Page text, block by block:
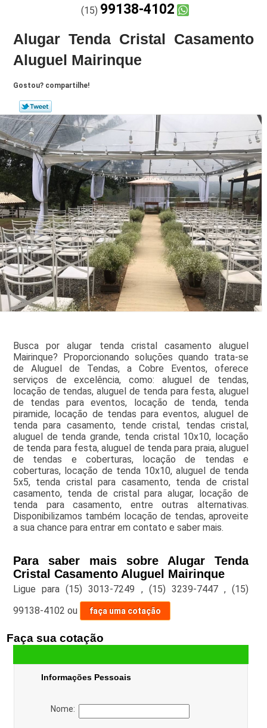
(15) 99138-4102
Alugar Tenda Cristal Casamento
Aluguel Mairinque
Gostou? compartilhe!
Busca por alugar tenda cristal casamento aluguel
Mairinque? Proporcionando soluções quando trata-se
de Aluguel de Tendas, a Cobre Eventos, oferece
serviços de excelência, como: aluguel de tendas,
locação de tendas, aluguel de tenda para festa, aluguel
de tendas para eventos, locação de tenda, tenda
piramide, locação de tendas para eventos, aluguel de
tenda para casamento, tende cristal, tendas cristal,
aluguel de tenda grande, tenda cristal 10x10, locação
de tenda para festa, aluguel de tenda para praia, aluguel
de tendas e coberturas, locação de tendas e
coberturas, locação de tenda 10x10, aluguel de tenda
5x5, tenda cristal para casamento, tenda de cristal
casamento, tenda de cristal para alugar, locação de
tenda para casamento, entre outras alternativas.
Disponibilizamos também locação de tendas, aproveite
a sua chance para entrar em contato e saber mais.
Para saber mais sobre Alugar Tenda
Cristal Casamento Aluguel Mairinque
Ligue para(15) 3013-7249 , (15) 3239-7447 ,(15)
99138-4102 ou faça uma cotação
Faça sua cotação
Informações Pessoais
Nome: